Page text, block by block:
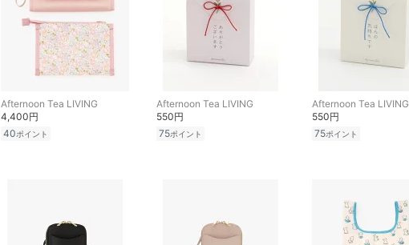
Afternoon Tea LIVING
4,400円
40ポイント
Afternoon Tea LIVING
550円
75ポイント
Afternoon Tea LIVING
550円
75ポイント